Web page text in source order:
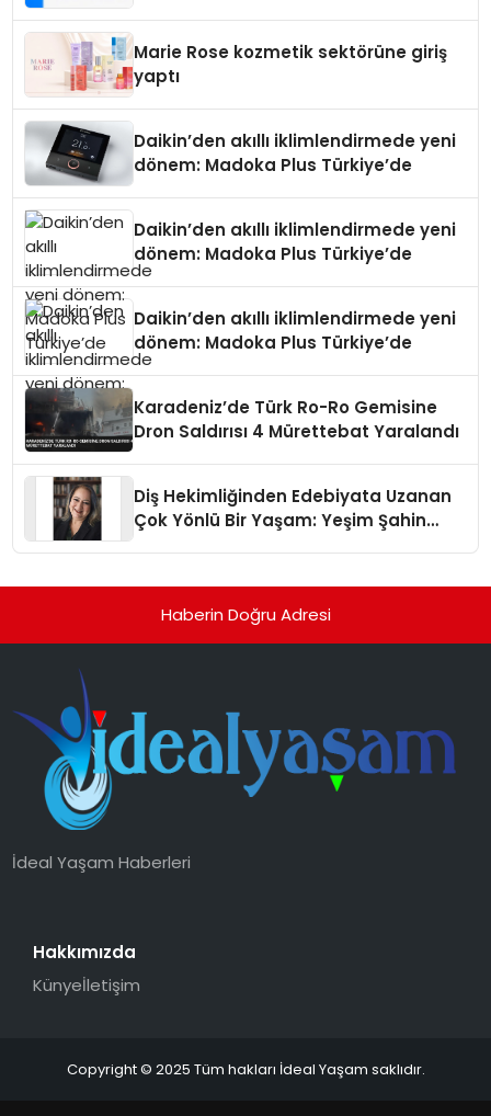
Marie Rose kozmetik sektörüne giriş
yaptı
Daikin’den akıllı iklimlendirmede yeni
dönem: Madoka Plus Türkiye’de
Daikin’den akıllı iklimlendirmede yeni
dönem: Madoka Plus Türkiye’de
Daikin’den akıllı iklimlendirmede yeni
dönem: Madoka Plus Türkiye’de
Karadeniz’de Türk Ro-Ro Gemisine
Dron Saldırısı 4 Mürettebat Yaralandı
Diş Hekimliğinden Edebiyata Uzanan
Çok Yönlü Bir Yaşam: Yeşim Şahin
Haberin Doğru Adresi
İdeal Yaşam Haberleri
Hakkımızda
Künyeİletişim
Copyright © 2025 Tüm hakları İdeal Yaşam saklıdır.